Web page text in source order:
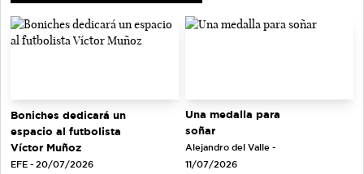
Boniches dedicará un
espacio al futbolista
Víctor Muñoz
EFE - 20/07/2026
Una medalla para
soñar
Alejandro del Valle -
11/07/2026